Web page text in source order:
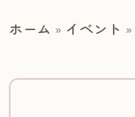
ホーム » イベント »